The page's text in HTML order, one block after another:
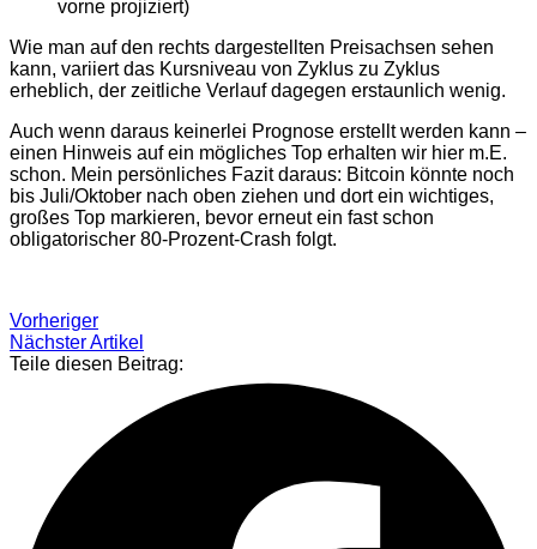
vorne projiziert)
Wie man auf den rechts dargestellten Preisachsen sehen
kann, variiert das Kursniveau von Zyklus zu Zyklus
erheblich, der zeitliche Verlauf dagegen erstaunlich wenig.
Auch wenn daraus keinerlei Prognose erstellt werden kann –
einen Hinweis auf ein mögliches Top erhalten wir hier m.E.
schon. Mein persönliches Fazit daraus: Bitcoin könnte noch
bis Juli/Oktober nach oben ziehen und dort ein wichtiges,
großes Top markieren, bevor erneut ein fast schon
obligatorischer 80-Prozent-Crash folgt.
Vorheriger
Nächster Artikel
Teile diesen Beitrag: